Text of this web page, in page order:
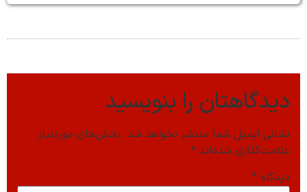
دیدگاهتان را بنویسید
نشانی ایمیل شما منتشر نخواهد شد. بخش‌های موردنیاز
علامت‌گذاری شده‌اند *
دیدگاه *